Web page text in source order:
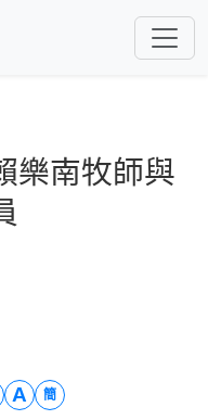
樂南牧師與
A 簡